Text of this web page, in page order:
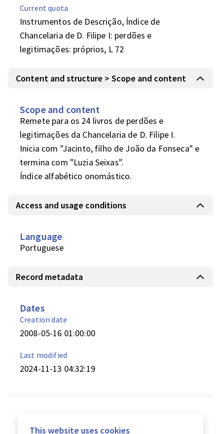
Current quota
Instrumentos de Descrição, Índice de
Chancelaria de D. Filipe I: perdões e
legitimações: próprios, L 72
Content and structure > Scope and content
Scope and content
Remete para os 24 livros de perdões e
legitimações da Chancelaria de D. Filipe I.
Inicia com "Jacinto, filho de João da Fonseca" e
termina com "Luzia Seixas".
Índice alfabético onomástico.
Access and usage conditions
Language
Portuguese
Record metadata
Dates
Creation date
2008-05-16 01:00:00
Last modified
2024-11-13 04:32:19
This website uses cookies